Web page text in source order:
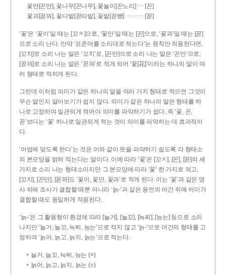
꽃만[꼰만], 꽃나무[꼰나무], 꽃놀이[꼰노리] … [꼰]
꽃과[꼳꽈], 꽃다발[꼳따발], 꽃밭[꼳빧] ……… [꼳]
‘꽃’은 ‘꽃이’일 때는 [꼬ㅊ]으로, ‘꽃만’일 때는 [꼰]으로, ‘꽃과’일 때는 [꼳]
으로 소리 난다. 만약 ‘표준어를 소리대로 적는다’는 원칙만 적용한다면,
[꼬치]로 소리 나는 말은 ‘꼬치’로, [꼰만]으로 소리 나는 말은 ‘꼰만’으로,
[꼳꽈]로 소리 나는 말은 ‘꼳꽈’로 적게 되어 ‘꽃[花]’이라는 하나의 말이 여
러 형태로 적히게 된다.
그런데 이처럼 의미가 같은 하나의 말을 여러 가지 형태로 적으면 그것이
무슨 말인지 알아보기가 쉽지 않다. 의미가 같은 하나의 말은 형태를 하
나로 고정하여 일관되게 적어야 의미를 파악하기가 쉽다. 즉 ‘꽃, 꼰,
꼳’보다는 ‘꽃’ 하나로 일관되게 적는 것이 의미를 파악하는 데 효과적이
다.
‘어법에 맞도록 한다’는 것은 이와 같이 뜻을 파악하기 쉽도록 각 형태소
의 본모양을 밝혀 적는다는 말이다. 이에 따라 ‘꽃’은 [꼬ㅊ], [꼰], [꼳]의 세
가지로 소리 나는 형태소이지만 그 본모양에 따라 ‘꽃’ 한 가지로 적고,
[꼬치], [꼰만], [꼳꽈]도 ‘꽃이, 꽃만, 꽃과’로 적게 된다. 이는 ‘꽃’과 같은 명
사 뒤에 조사가 결합할 때뿐 아니라 ‘늙-’과 같은 용언의 어간 뒤에 어미가
결합할 때도 동일하게 적용된다.
‘늙-’은 그 활용형이 환경에 따라 [늘거], [늘꼬], [늑찌], [능는] 등으로 소리
나지만 ‘늘거, 늘꼬, 늑찌, 능는’으로 적지 않고 ‘늙-’으로 어간의 형태를 고
정하여 ‘늙어, 늙고, 늙지, 늙는’으로 적는다.
늘거, 늘꼬, 늑찌, 능는 (×)
늙어, 늙고, 늙지, 늙는 (○)